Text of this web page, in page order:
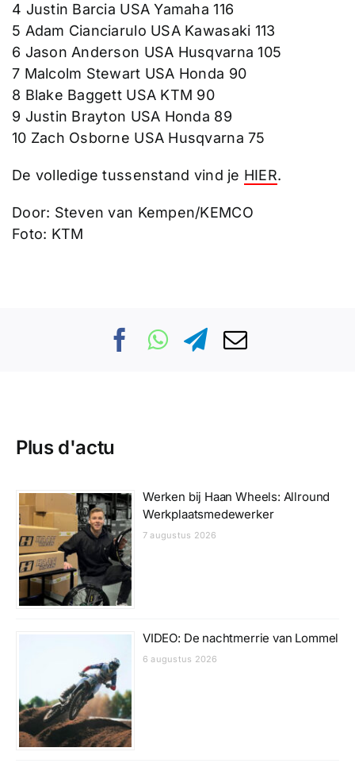
4 Justin Barcia USA Yamaha 116
5 Adam Cianciarulo USA Kawasaki 113
6 Jason Anderson USA Husqvarna 105
7 Malcolm Stewart USA Honda 90
8 Blake Baggett USA KTM 90
9 Justin Brayton USA Honda 89
10 Zach Osborne USA Husqvarna 75
De volledige tussenstand vind je HIER.
Door: Steven van Kempen/KEMCO
Foto: KTM
Plus d'actu
Werken bij Haan Wheels: Allround
Werkplaatsmedewerker
7 augustus 2026
VIDEO: De nachtmerrie van Lommel
6 augustus 2026